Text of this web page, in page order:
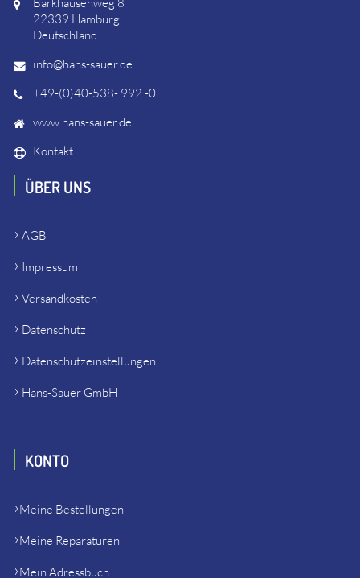
22339 Hamburg
Deutschland
info@hans-sauer.de
+49-(0)40-538- 992 -0
www.hans-sauer.de
Kontakt
ÜBER UNS
AGB
Impressum
Versandkosten
Datenschutz
Datenschutzeinstellungen
Hans-Sauer GmbH
KONTO
Meine Bestellungen
Meine Reparaturen
Mein Adressbuch